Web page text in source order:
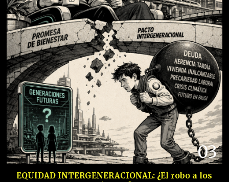
03
EQUIDAD INTERGENERACIONAL: ¿El robo a los